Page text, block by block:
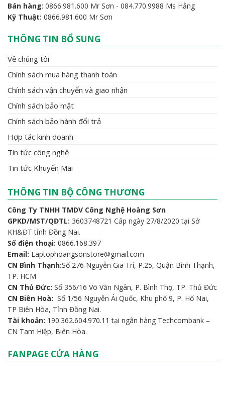
Bán hàng: 0866.981.600 Mr Sơn - 084.770.9988 Ms Hằng
Kỹ Thuật: 0866.981.600 Mr Sơn
THÔNG TIN BỔ SUNG
Về chúng tôi
Chính sách mua hàng thanh toán
Chính sách vận chuyển và giao nhận
Chính sách bảo mật
Chính sách bảo hành đổi trả
Hợp tác kinh doanh
Tin tức công nghệ
Tin tức Khuyến Mãi
THÔNG TIN BỘ CÔNG THƯƠNG
Công Ty TNHH TMDV Công Nghệ Hoàng Sơn
GPKD/MST/QĐTL: 3603748721 Cấp ngày 27/8/2020 tại Sở
KH&ĐT tỉnh Đồng Nai.
Số điện thoại: 0866.168.397
Email: Laptophoangsonstore@gmail.com
CN Bình Thạnh:Số 276 Nguyễn Gia Trí, P.25, Quận Bình Thạnh,
TP. HCM
CN Thủ Đức: Số 356/16 Võ Văn Ngân, P. Bình Thọ, TP. Thủ Đức
CN Biên Hoà: Số 1/56 Nguyễn Ái Quốc, Khu phố 9, P. Hố Nai,
TP Biên Hòa, Tỉnh Đồng Nai.
Tài khoản: 190.362.604.970.11 tại ngân hàng Techcombank –
CN Tam Hiệp, Biên Hòa.
FANPAGE CỬA HÀNG